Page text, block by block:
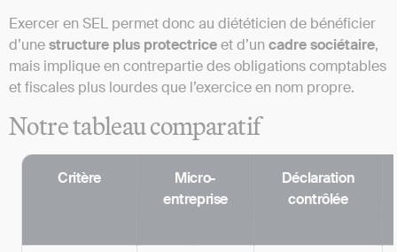
Exercer en SEL permet donc au diététicien de bénéficier
d’unestructure plus protectriceet d’un cadre sociétaire,
mais implique en contrepartie des obligations comptables
et fiscales plus lourdes que l’exercice en nom propre.
Notre tableau comparatif
Critère
Micro-
entreprise
Déclaration
contrôlée